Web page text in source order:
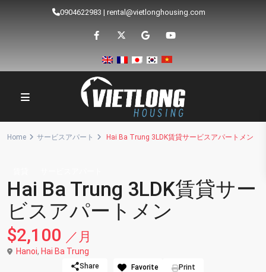
0904622983 | rental@vietlonghousing.com
Home サービスアパート Hai Ba Trung 3LDK賃貸サービスアパートメン
Hai Ba Trung 3LDK賃貸サー
ビスアパートメン
$2,100 ／月
Hanoi, Hai Ba Trung
Share Favorite Print